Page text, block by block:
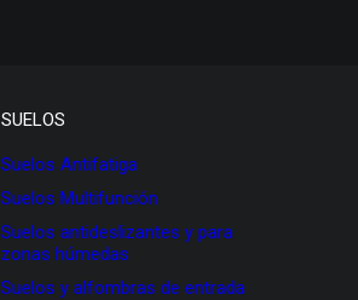
SUELOS
Suelos Antifatiga
Suelos Multifunción
Suelos antideslizantes y para
zonas húmedas
Suelos y alfombras de entrada